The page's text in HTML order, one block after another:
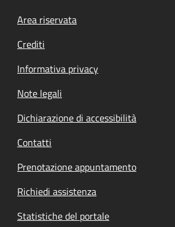
Footer menu
Area riservata
Crediti
Informativa privacy
Note legali
Dichiarazione di accessibilità
Contatti
Prenotazione appuntamento
Richiedi assistenza
Statistiche del portale